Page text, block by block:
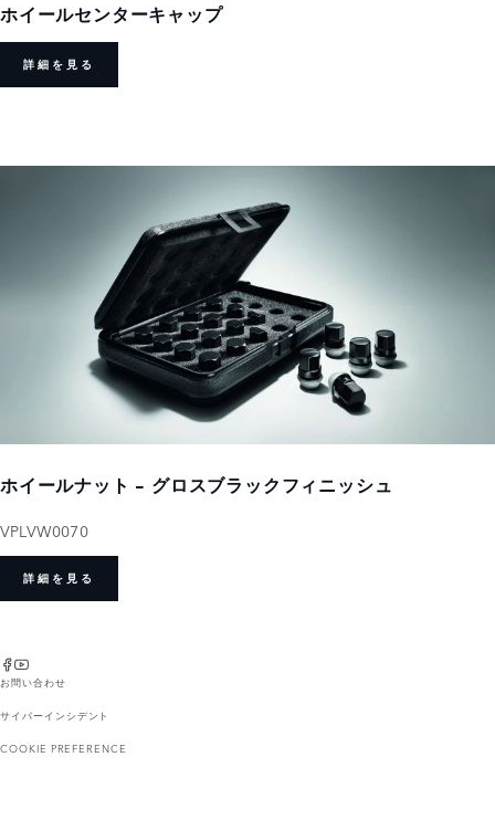
ホイールセンターキャップ
詳細を見る
ホイールナット - グロスブラックフィニッシュ
VPLVW0070
詳細を見る
お問い合わせ
サイバーインシデント
COOKIE PREFERENCE